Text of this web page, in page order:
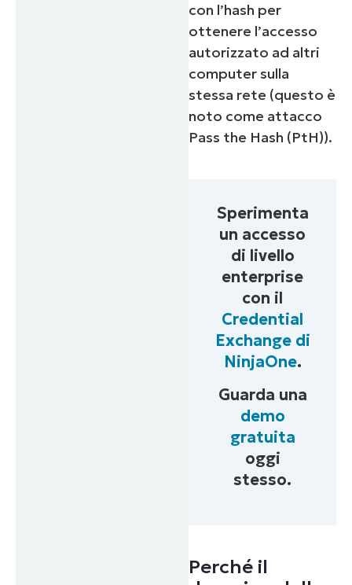
con l’hash per
ottenere l’accesso
autorizzato ad altri
computer sulla
stessa rete (questo è
noto come attacco
Pass the Hash (PtH)).
Sperimenta
un accesso
di livello
enterprise
con il
Credential
Exchange di
NinjaOne.
Guarda una
demo
gratuita
oggi
stesso.
Perché il